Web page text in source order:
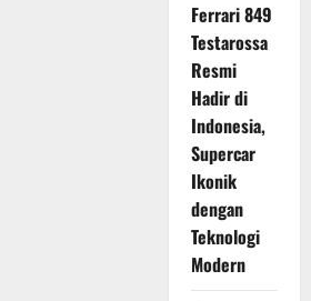
Ferrari 849
Testarossa
Resmi
Hadir di
Indonesia,
Supercar
Ikonik
dengan
Teknologi
Modern